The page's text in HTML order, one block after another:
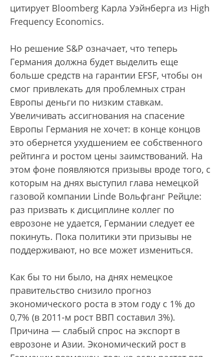
цитирует Bloomberg Карла Уэйнберга из High
Frequency Economics.
Но решение S&P означает, что теперь
Германия должна будет выделить еще
больше средств на гарантии EFSF, чтобы он
смог привлекать для проблемных стран
Европы деньги по низким ставкам.
Увеличивать ассигнования на спасение
Европы Германия не хочет: в конце концов
это обернется ухудшением ее собственного
рейтинга и ростом цены заимствований. На
этом фоне появляются призывы вроде того, с
которым на днях выступил глава немецкой
газовой компании Linde Вольфганг Рейцле:
раз призвать к дисциплине коллег по
еврозоне не удается, Германии следует ее
покинуть. Пока политики эти призывы не
поддерживают, но все может измениться.
Как бы то ни было, на днях немецкое
правительство снизило прогноз
экономического роста в этом году с 1% до
0,7% (в 2011-м рост ВВП составил 3%).
Причина — слабый спрос на экспорт в
еврозоне и Азии. Экономический рост в